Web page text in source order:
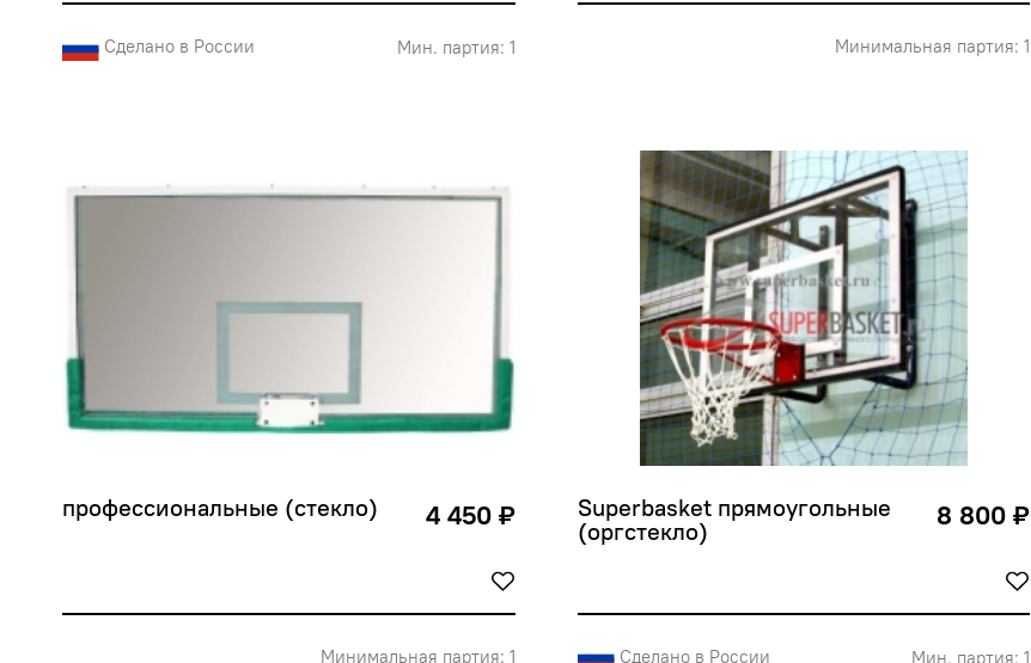
Сделано в России Мин. партия: 1 Минимальная партия: 1
профессиональные (стекло) 4 450 ₽
Минимальная партия: 1
Superbasket прямоугольные
(оргстекло)
8 800 ₽
Сделано в России Мин. партия: 1